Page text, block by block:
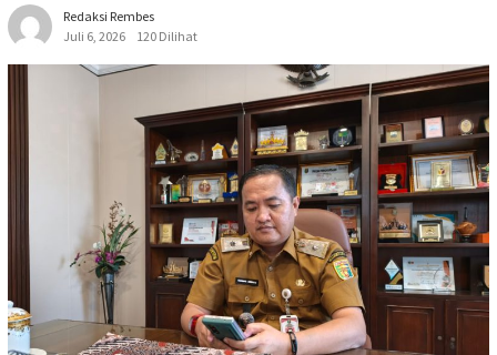
Redaksi Rembes
Juli 6, 2026
120 Dilihat